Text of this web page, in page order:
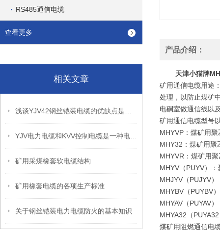
RS485通信电缆
查看更多
相关文章
矿用采煤橡套软电缆结构
矿用橡套电缆的各项生产标准
关于钢丝铠装电力电缆防火的基本知识
产品介绍：
天津小猫牌
矿用通信电缆用途
处理，以防止煤矿
电硐室做通信线以
矿用通信电缆型号
MHYVP：煤矿用
MHY32：煤矿用聚
MHYVR：煤矿用
MHYV（PUYV）
MHJYV（PUJYV
MHYBV（PUYBV
MHYAV（PUYAV
MHYA32（
煤矿用阻燃通信